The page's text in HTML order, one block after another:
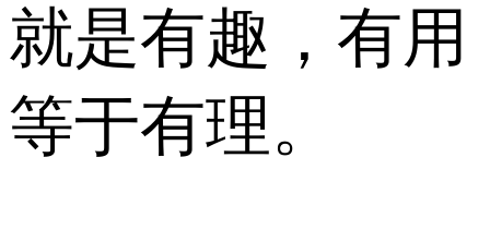
就是有趣，有用
等于有理。